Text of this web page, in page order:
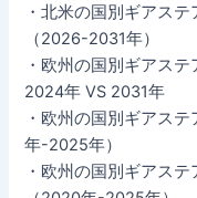
・北米の国別ギアス
（2026-2031年）
・欧州の国別ギアス
2024年 VS 2031年
・欧州の国別ギアス
年-2025年）
・欧州の国別ギアス